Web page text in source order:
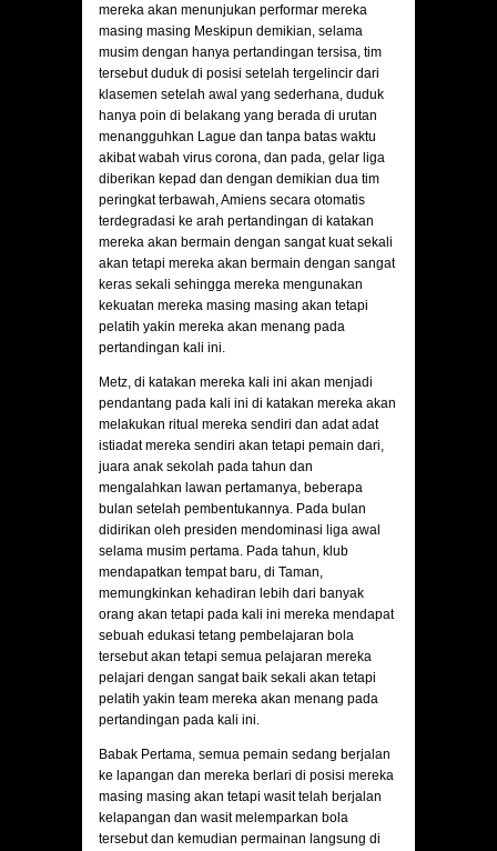
mereka akan menunjukan performar mereka
masing masing Meskipun demikian, selama
musim dengan hanya pertandingan tersisa, tim
tersebut duduk di posisi setelah tergelincir dari
klasemen setelah awal yang sederhana, duduk
hanya poin di belakang yang berada di urutan
menangguhkan Lague dan tanpa batas waktu
akibat wabah virus corona, dan pada, gelar liga
diberikan kepad dan dengan demikian dua tim
peringkat terbawah, Amiens secara otomatis
terdegradasi ke arah pertandingan di katakan
mereka akan bermain dengan sangat kuat sekali
akan tetapi mereka akan bermain dengan sangat
keras sekali sehingga mereka mengunakan
kekuatan mereka masing masing akan tetapi
pelatih yakin mereka akan menang pada
pertandingan kali ini.
Metz, di katakan mereka kali ini akan menjadi
pendantang pada kali ini di katakan mereka akan
melakukan ritual mereka sendiri dan adat adat
istiadat mereka sendiri akan tetapi pemain dari,
juara anak sekolah pada tahun dan
mengalahkan lawan pertamanya, beberapa
bulan setelah pembentukannya. Pada bulan
didirikan oleh presiden mendominasi liga awal
selama musim pertama. Pada tahun, klub
mendapatkan tempat baru, di Taman,
memungkinkan kehadiran lebih dari banyak
orang akan tetapi pada kali ini mereka mendapat
sebuah edukasi tetang pembelajaran bola
tersebut akan tetapi semua pelajaran mereka
pelajari dengan sangat baik sekali akan tetapi
pelatih yakin team mereka akan menang pada
pertandingan pada kali ini.
Babak Pertama, semua pemain sedang berjalan
ke lapangan dan mereka berlari di posisi mereka
masing masing akan tetapi wasit telah berjalan
kelapangan dan wasit melemparkan bola
tersebut dan kemudian permainan langsung di